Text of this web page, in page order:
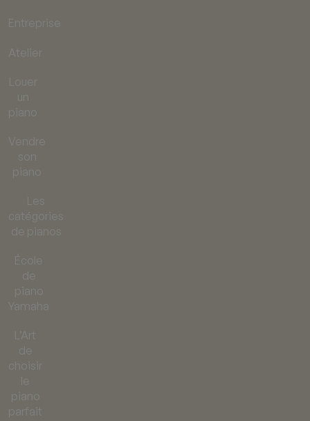
Entreprise
Atelier
Louer
un
piano
Vendre
son
piano
Les
catégories
de pianos
École
de
piano
Yamaha
L’Art
de
choisir
le
piano
parfait